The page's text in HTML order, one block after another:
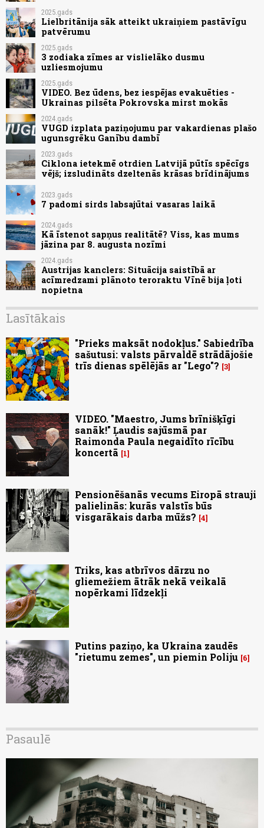
2025.gads
Lielbritānija sāk atteikt ukraiņiem pastāvīgu
patvērumu
2025.gads
3 zodiaka zīmes ar vislielāko dusmu
uzliesmojumu
2025.gads
VIDEO. Bez ūdens, bez iespējas evakuēties -
Ukrainas pilsēta Pokrovska mirst mokās
2024.gads
VUGD izplata paziņojumu par vakardienas plašo
ugunsgrēku Ganību dambī
2023.gads
Ciklona ietekmē otrdien Latvijā pūtīs spēcīgs
vējš; izsludināts dzeltenās krāsas brīdinājums
2023.gads
7 padomi sirds labsajūtai vasaras laikā
2024.gads
Kā īstenot sapņus realitātē? Viss, kas mums
jāzina par 8. augusta nozīmi
2024.gads
Austrijas kanclers: Situācija saistībā ar
acīmredzami plānoto teroraktu Vīnē bija ļoti
nopietna
Lasītākais
"Prieks maksāt nodokļus." Sabiedrība
sašutusi: valsts pārvaldē strādājošie
trīs dienas spēlējās ar "Lego"? 3
VIDEO. "Maestro, Jums brīnišķīgi
sanāk!" Ļaudis sajūsmā par
Raimonda Paula negaidīto rīcību
koncertā
1
Pensionēšanās vecums Eiropā strauji
palielinās: kurās valstīs būs
visgarākais darba mūžs? 4
Triks, kas atbrīvos dārzu no
gliemežiem ātrāk nekā veikalā
nopērkami līdzekļi
Putins paziņo, ka Ukraina zaudēs
"rietumu zemes", un piemin Poliju 6
Pasaulē